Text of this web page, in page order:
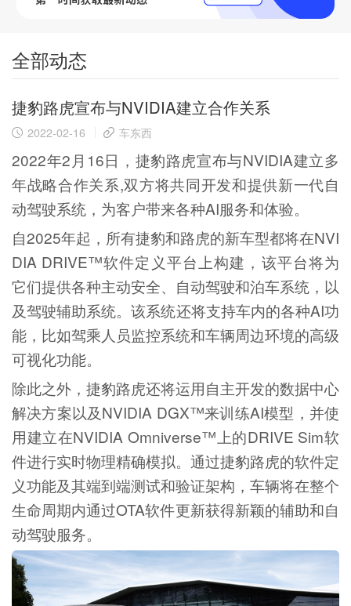
全部动态
捷豹路虎宣布与NVIDIA建立合作关系
2022-02-16 车东西
2022年2月16日，捷豹路虎宣布与NVIDIA建立多
年战略合作关系,双方将共同开发和提供新一代自
动驾驶系统，为客户带来各种AI服务和体验。
自2025年起，所有捷豹和路虎的新车型都将在NVI
DIA DRIVE™软件定义平台上构建，该平台将为
它们提供各种主动安全、自动驾驶和泊车系统，以
及驾驶辅助系统。该系统还将支持车内的各种AI功
能，比如驾乘人员监控系统和车辆周边环境的高级
可视化功能。
除此之外，捷豹路虎还将运用自主开发的数据中心
解决方案以及NVIDIA DGX™来训练AI模型，并使
用建立在NVIDIA Omniverse™上的DRIVE Sim软
件进行实时物理精确模拟。通过捷豹路虎的软件定
义功能及其端到端测试和验证架构，车辆将在整个
生命周期内通过OTA软件更新获得新颖的辅助和自
动驾驶服务。